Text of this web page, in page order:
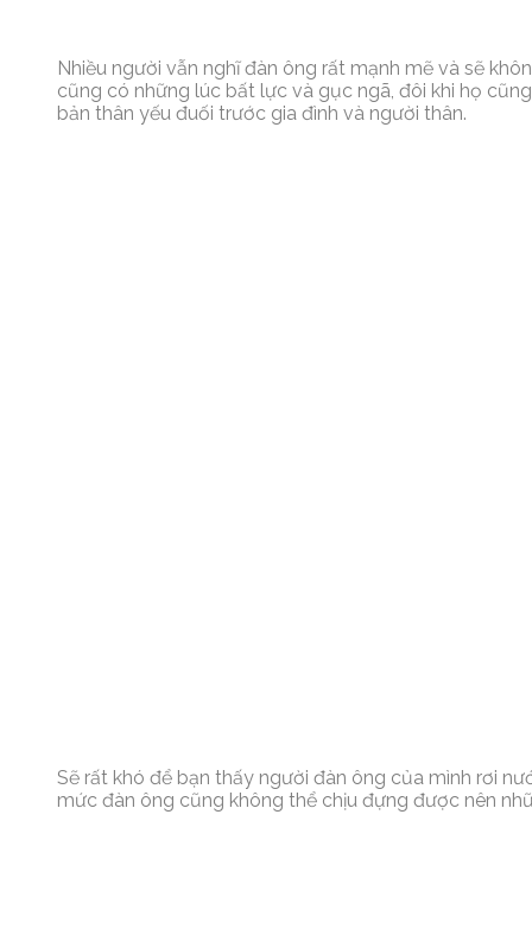
Nhiều người vẫn nghĩ đàn ông rất mạnh mẽ và sẽ
cũng có những lúc bất lực và gục ngã, đôi khi họ
bản thân yếu đuối trước gia đình và người thân.
Sẽ rất khó để bạn thấy người đàn ông của mình rơi
mức đàn ông cũng không thể chịu đựng được nên